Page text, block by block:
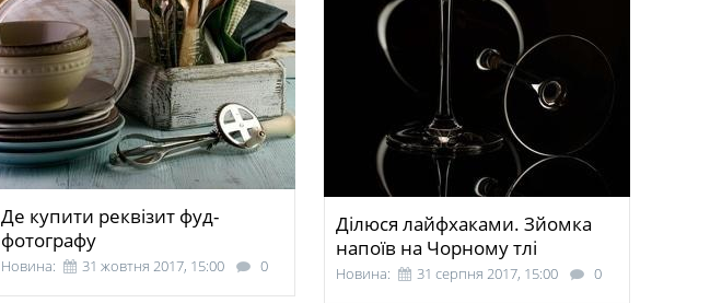
Де купити реквізит фуд-
фотографу
Новина: 31 жовтня 2017, 15:00 0
Ділюся лайфхаками. Зйомка
напоїв на Чорному тлі
Новина: 31 серпня 2017, 15:00 0